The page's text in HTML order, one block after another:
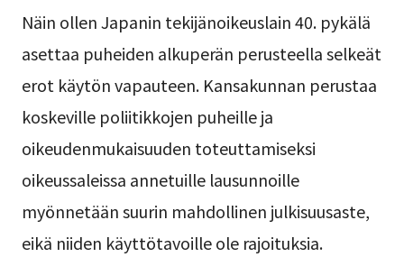
Näin ollen Japanin tekijänoikeuslain 40. pykälä
asettaa puheiden alkuperän perusteella selkeät
erot käytön vapauteen. Kansakunnan perustaa
koskeville poliitikkojen puheille ja
oikeudenmukaisuuden toteuttamiseksi
oikeussaleissa annetuille lausunnoille
myönnetään suurin mahdollinen julkisuusaste,
eikä niiden käyttötavoille ole rajoituksia.